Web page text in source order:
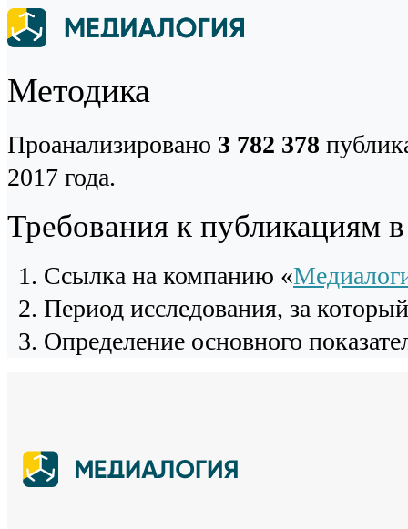
Методика
Проанализировано 3 782 378
2017 года.
Требования к публикациям
Cсылка на компанию «
Период исследования, за
Определение основного